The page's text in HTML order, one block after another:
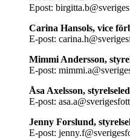
Epost:
Carina Hansols, vice
E-post:
Mimmi Andersson,
E-post:
Åsa Axelsson,
E-post:
Jenny Forslund,
E-post: